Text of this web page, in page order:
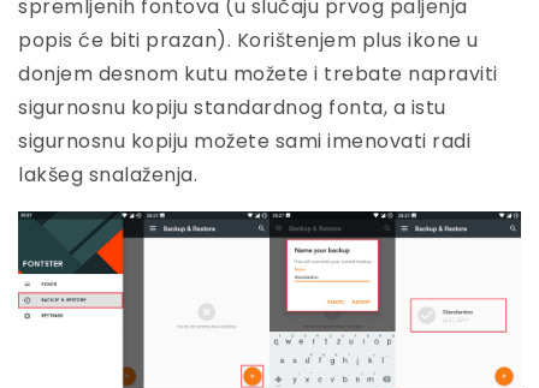
spremljenih fontova (u slučaju prvog paljenja
popis će biti prazan). Korištenjem plus ikone u
donjem desnom kutu možete i trebate napraviti
sigurnosnu kopiju standardnog fonta, a istu
sigurnosnu kopiju možete sami imenovati radi
lakšeg snalaženja.